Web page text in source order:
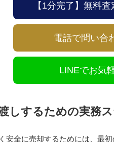
【1分完了】無料
電話で問い合
LINEでお気
しするための実務
安全に売却するためには、最